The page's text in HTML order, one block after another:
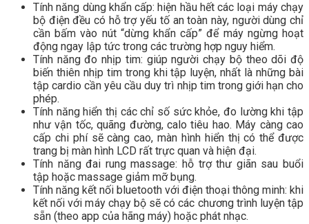
Tính năng dùng khẩn cấp: hiện hầu hết các loại máy chạy
bộ điện đều có hỗ trợ yếu tố an toàn này, người dùng chỉ
cần bấm vào nút “dừng khẩn cấp” để máy ngừng hoạt
động ngay lập tức trong các trường hợp nguy hiểm.
Tính năng đo nhịp tim: giúp người chạy bộ theo dõi độ
biến thiên nhịp tim trong khi tập luyện, nhất là những bài
tập cardio cần yêu cầu duy trì nhịp tim trong giới hạn cho
phép.
Tính năng hiển thị các chỉ số sức khỏe, đo lường khi tập
như vận tốc, quãng đường, calo tiêu hao. Máy càng cao
cấp chi phí sẽ càng cao, màn hình hiển thị có thể được
trang bị màn hình LCD rất trực quan và hiện đại.
Tính năng đai rung massage: hỗ trợ thư giãn sau buổi
tập hoặc massage giảm mỡ bụng.
Tính năng kết nối bluetooth với điện thoại thông minh: khi
kết nối với máy chạy bộ sẽ có các chương trình luyện tập
sẵn (theo app của hãng máy) hoặc phát nhạc.